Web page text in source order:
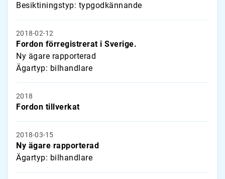
Besiktiningstyp: typgodkännande
2018-02-12
Fordon förregistrerat i Sverige.
Ny ägare rapporterad
Ägartyp: bilhandlare
2018
Fordon tillverkat
2018-03-15
Ny ägare rapporterad
Ägartyp: bilhandlare